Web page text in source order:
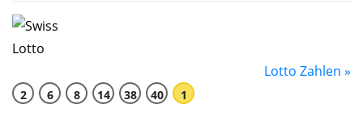
Lotto Zahlen »
2 6 8 14 38 40 1